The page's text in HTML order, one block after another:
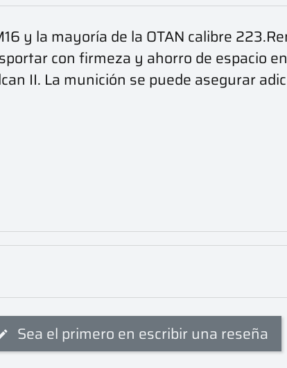
y la mayoría de la OTAN calibre
con firmeza y ahorro de espacio
II. La munición se puede asegurar
Sea el primero en escribir una reseña